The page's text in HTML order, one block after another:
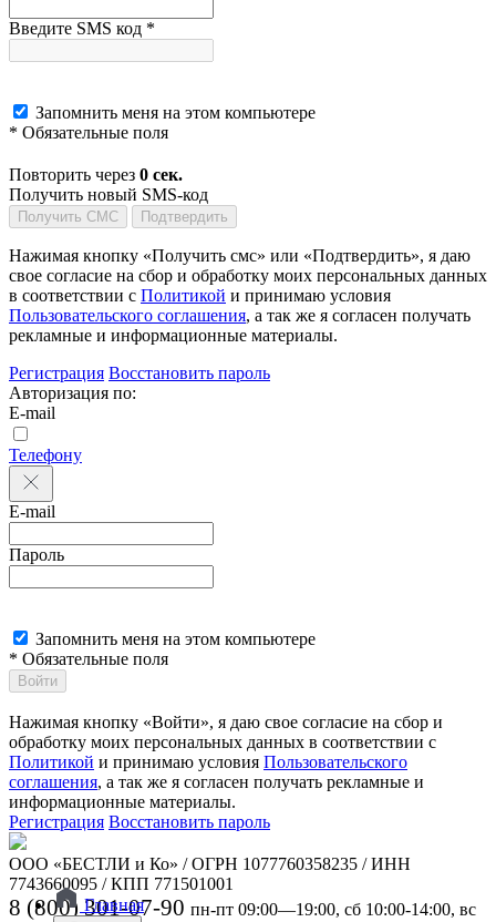
Введите SMS код *
Запомнить меня на этом компьютере
* Обязательные поля
Повторить через 0 сек.
Получить новый SMS-код
Получить СМС Подтвердить
Нажимая кнопку «Получить смс» или «Подтвердить», я даю
свое согласие на сбор и обработку моих персональных данных
в соответствии с Политикой и принимаю условия
Пользовательского соглашения, а так же я согласен получать
рекламные и информационные материалы.
Регистрация Восстановить пароль
Авторизация по:
E-mail
Телефону
E-mail
Пароль
Запомнить меня на этом компьютере
* Обязательные поля
Войти
Нажимая кнопку «Войти», я даю свое согласие на сбор и
обработку моих персональных данных в соответствии с
Политикой и принимаю условия Пользовательского
соглашения, а так же я согласен получать рекламные и
информационные материалы.
Регистрация Восстановить пароль
ООО «БЕСТЛИ и Ко» / ОГРН 1077760358235 / ИНН
7743660095 / КПП 771501001
8 (800) 301-07-90 пн-пт 09:00—19:00, сб 10:00-14:00, вс
Главная